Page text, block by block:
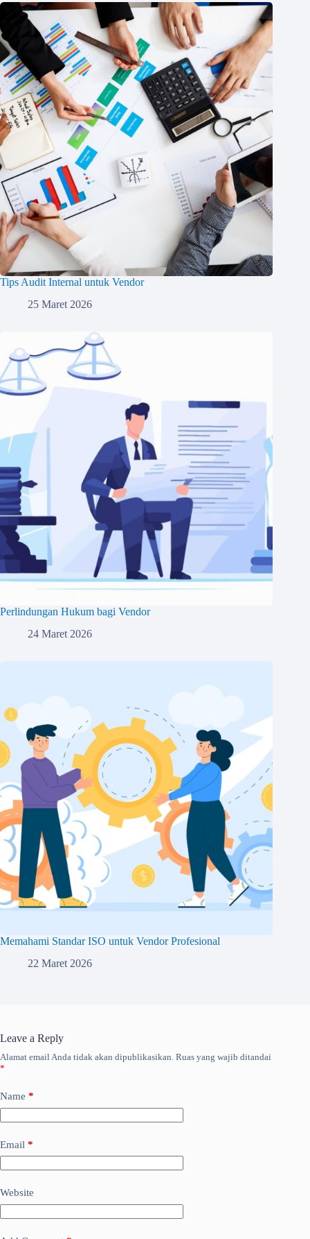
Tips Audit Internal untuk Vendor
25 Maret 2026
Perlindungan Hukum bagi Vendor
24 Maret 2026
Memahami Standar ISO untuk Vendor Profesional
22 Maret 2026
Leave a Reply
Alamat email Anda tidak akan dipublikasikan. Ruas yang wajib ditandai
*
Name *
Email *
Website